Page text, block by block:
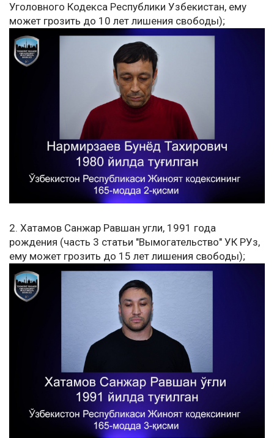
Уголовного Кодекса Республики Узбекистан, ему
может грозить до 10 лет лишения свободы);
2. Хатамов Санжар Равшан угли, 1991 года
рождения (часть 3 статьи "Вымогательство" УК РУз,
ему может грозить до 15 лет лишения свободы);